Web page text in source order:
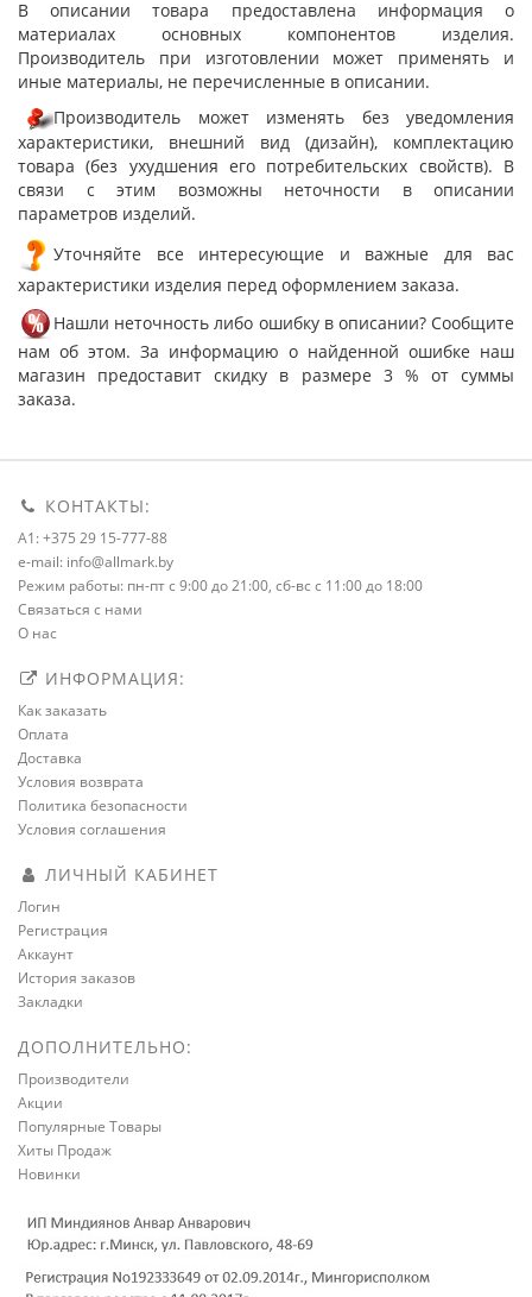
В описании товара предоставлена информация о
материалах основных компонентов изделия.
Производитель при изготовлении может применять и
иные материалы, не перечисленные в описании.
Производитель может изменять без уведомления
характеристики, внешний вид (дизайн), комплектацию
товара (без ухудшения его потребительских свойств). В
связи с этим возможны неточности в описании
параметров изделий.
Уточняйте все интересующие и важные для вас
характеристики изделия перед оформлением заказа.
Нашли неточность либо ошибку в описании? Сообщите
нам об этом. За информацию о найденной ошибке наш
магазин предоставит скидку в размере 3 % от суммы
заказа.
КОНТАКТЫ:
A1: +375 29 15-777-88
e-mail: info@allmark.by
Режим работы: пн-пт с 9:00 до 21:00, сб-вс с 11:00 до 18:00
Связаться с нами
О нас
ИНФОРМАЦИЯ:
Как заказать
Оплата
Доставка
Условия возврата
Политика безопасности
Условия соглашения
ЛИЧНЫЙ КАБИНЕТ
Логин
Регистрация
Аккаунт
История заказов
Закладки
ДОПОЛНИТЕЛЬНО:
Производители
Акции
Популярные Товары
Хиты Продаж
Новинки